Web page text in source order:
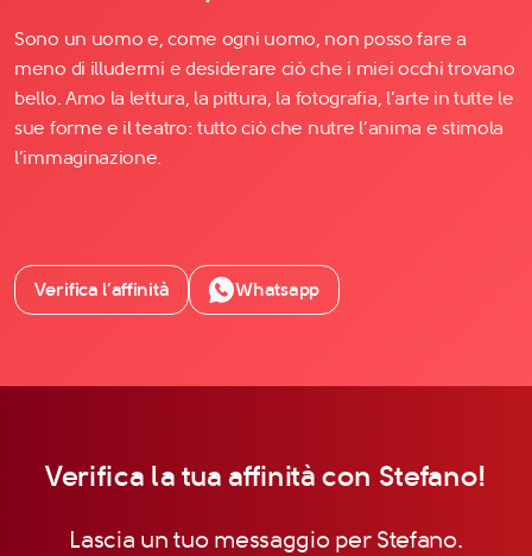
Sono un uomo e, come ogni uomo, non posso fare a
meno di illudermi e desiderare ciò che i miei occhi trovano
bello. Amo la lettura, la pittura, la fotografia, l’arte in tutte le
sue forme e il teatro: tutto ciò che nutre l’anima e stimola
l’immaginazione.
Verifica l’affinità Whatsapp
Verifica la tua affinità con Stefano!
Lascia un tuo messaggio per Stefano.